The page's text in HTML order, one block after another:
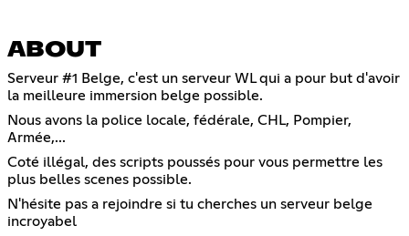
ABOUT
Serveur #1 Belge, c'est un serveur WL qui a pour but d'avoir
la meilleure immersion belge possible.
Nous avons la police locale, fédérale, CHL, Pompier,
Armée,...
Coté illégal, des scripts poussés pour vous permettre les
plus belles scenes possible.
N'hésite pas a rejoindre si tu cherches un serveur belge
incroyabel